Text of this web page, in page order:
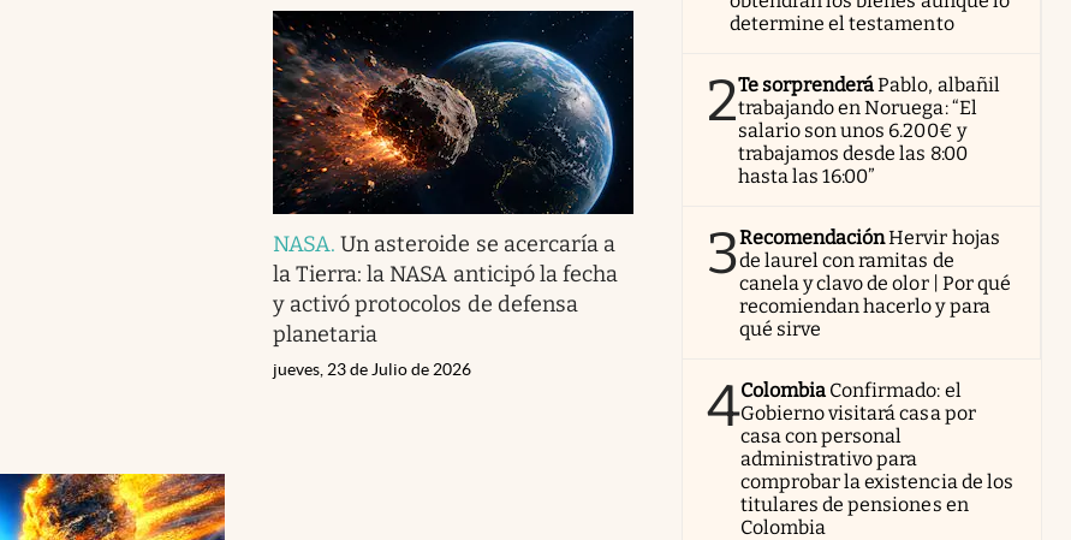
NASA.Un asteroide se acercaría a
la Tierra: la NASA anticipó la fecha
y activó protocolos de defensa
planetaria
jueves, 23 de Julio de 2026
determine el testamento
2Te sorprenderáPablo, albañil
trabajando en Noruega: “El
salario son unos 6.200€ y
trabajamos desde las 8:00
hasta las 16:00”
3RecomendaciónHervir hojas
de laurel con ramitas de
canela y clavo de olor | Por qué
recomiendan hacerlo y para
qué sirve
4Colombia Confirmado: el
Gobierno visitará casa por
casa con personal
administrativo para
comprobar la existencia de los
titulares de pensiones en
Colombia